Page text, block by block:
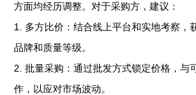
方面均经历调整。对于采购方，建议：
1. 多方比价：结合线上平台和实地考察，
品牌和质量等级。
2. 批量采购：通过批发方式锁定价格，与
作，以应对市场波动。